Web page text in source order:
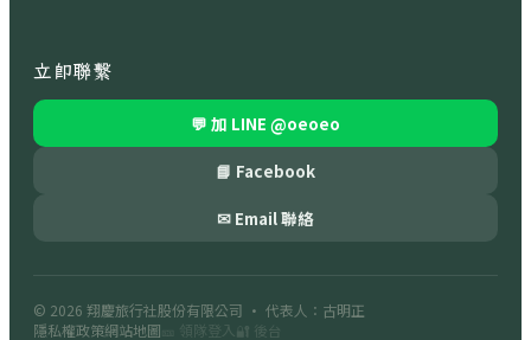
立即聯繫
💬 加 LINE @oeoeo
📘 Facebook
✉ Email 聯絡
© 2026 翔慶旅行社股份有限公司 · 代表人：古明正
隱私權政策網站地圖 🎫 領隊登入 🔐 後台